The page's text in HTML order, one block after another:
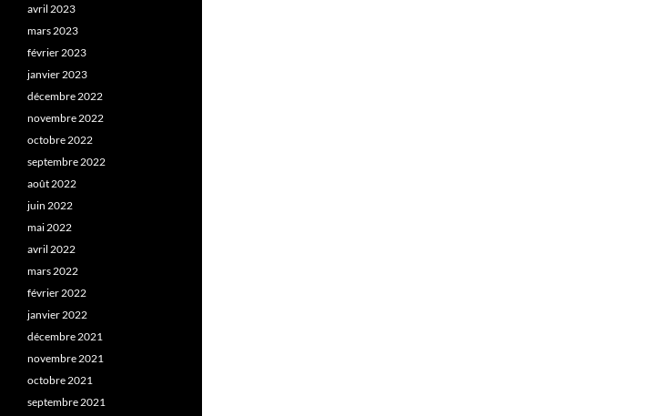
avril 2023
mars 2023
février 2023
janvier 2023
décembre 2022
novembre 2022
octobre 2022
septembre 2022
août 2022
juin 2022
mai 2022
avril 2022
mars 2022
février 2022
janvier 2022
décembre 2021
novembre 2021
octobre 2021
septembre 2021